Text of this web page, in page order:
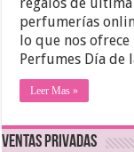
perfumerías
lo que nos
Perfumes Día
Leer Mas »
Ventas Privadas